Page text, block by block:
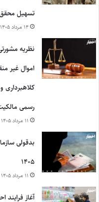
تسهیل
۱۴ مرداد ۱۴۰۵
نظریه
اموال غیر
کلاهبرداری
رسمی
۱۱ مرداد ۱۴۰۵
بدقولی
۱۴۰۵
۱۱ مرداد ۱۴۰۵
آغاز فرایند